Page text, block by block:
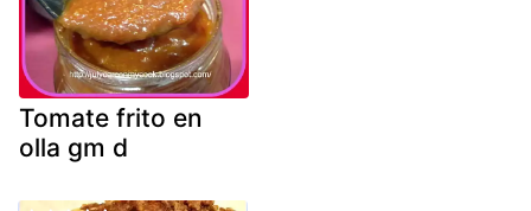
Tomate frito en
olla gm d